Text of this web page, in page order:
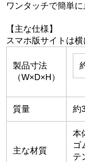
ワンタッチで簡単に
【主な仕様】
スマホ版サイトは
製品寸法
（W×D×H）
質量 約
主な材質
本
ゴ
テ